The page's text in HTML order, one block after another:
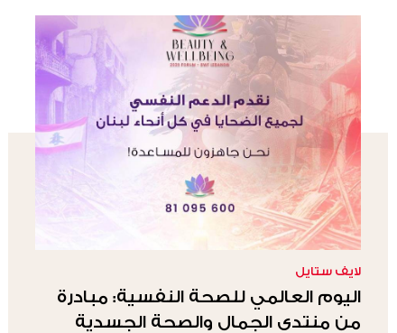
لايف ستايل
اليوم العالمي للصحة النفسية: مبادرة
من منتدى الجمال والصحة الجسدية